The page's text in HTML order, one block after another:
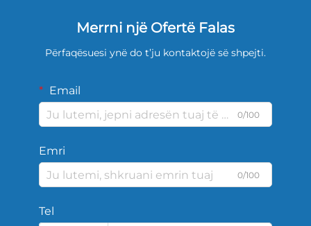
Merrni një Ofertë Falas
Përfaqësuesi ynë do t’ju kontaktojë së shpejti.
Email
0/100
Emri
0/100
Tel